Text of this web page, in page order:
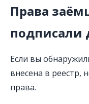
Права
подписали
Если вы
внесена в реестр,
права.